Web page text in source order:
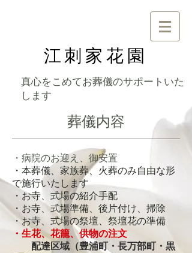
江刺家花園
真心をこめてお葬儀のサポートいた
します
​葬儀内容
・病院のお迎え、御安置
・本葬儀、家族葬、火葬のみ自由な形
で施行いたします
・お寺、式場の紹介手配
・お寺、式場準備、後片付け、掃除
・お寺、式場の祭壇、祭壇花の準備
・生花、花籠、供物の注文
配達区域（豊浦町・長万部町・黒